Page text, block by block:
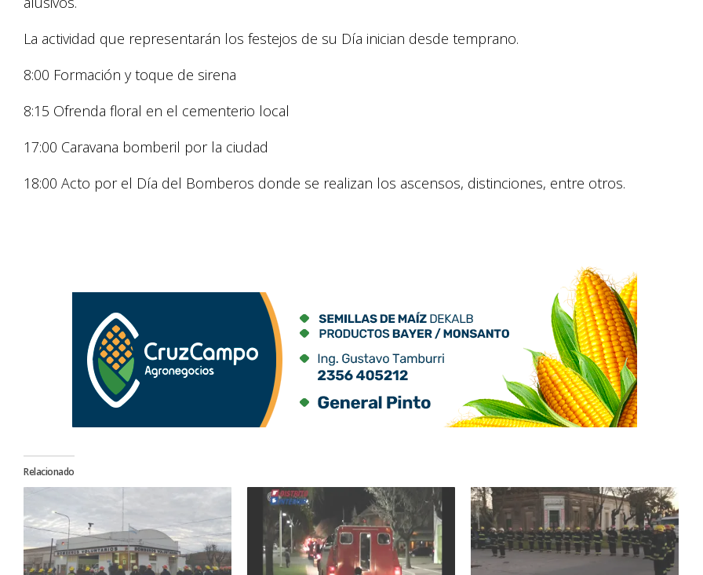
La actividad que representarán los festejos de su Día inician desde temprano.
8:00 Formación y toque de sirena
8:15 Ofrenda floral en el cementerio local
17:00 Caravana bomberil por la ciudad
18:00 Acto por el Día del Bomberos donde se realizan los ascensos, distinciones, entre otros.
Relacionado